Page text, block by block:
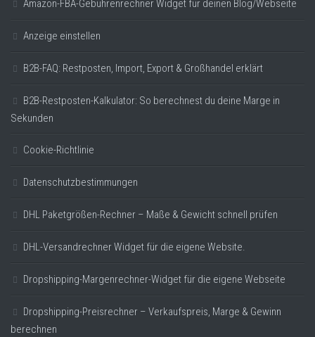
Amazon-FBA-Gebührenrechner Widget für deinen Blog/Webseite
Anzeige einstellen
B2B-FAQ: Restposten, Import, Export & Großhandel erklärt
B2B-Restposten-Kalkulator: So berechnest du deine Marge in
Sekunden
Cookie-Richtlinie
Datenschutzbestimmungen
DHL Paketgrößen-Rechner – Maße & Gewicht schnell prüfen
DHL-Versandrechner Widget für die eigene Website.
Dropshipping-Margenrechner-Widget für die eigene Webseite
Dropshipping-Preisrechner – Verkaufspreis, Marge & Gewinn
berechnen